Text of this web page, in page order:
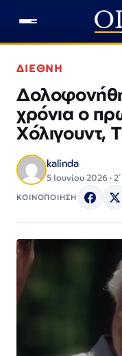
ΔΙΕΘΝΗ
χρόνια ο
Χόλιγουντ,
kalinda
5 Ιουνίου 2026 ·
ΚΟΙΝΟΠΟΙΗΣΗ